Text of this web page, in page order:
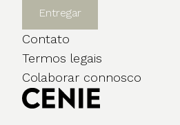
Entregar
Contato
Termos legais
Colaborar connosco